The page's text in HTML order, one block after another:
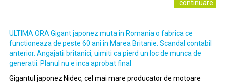
..continuare
ULTIMA ORA Gigant japonez muta in Romania o fabrica ce
functioneaza de peste 60 ani in Marea Britanie. Scandal contabil
anterior. Angajatii britanici, uimiti ca pierd un loc de munca de
generatii. Planul nu e inca aprobat final
Gigantul japonez Nidec, cel mai mare producator de motoare